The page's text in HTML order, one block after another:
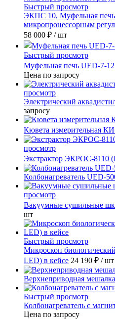
Быстрый просмотр
ЭКПС 10, Муфельная печь
микропроцессорным
58 000 ₽ / шт
Быстрый просмотр
Муфельная печь UED-7-
Цена по запросу
просмотр
Электрический
запросу
Кювета измерительная
просмотр
Экстрактор ЭКРОС-8110
Колбонагреватель UED-
просмотр
Вакуумные сушильные
шт
Быстрый просмотр
Микроскоп
LED) в кейсе 24 190 ₽ / шт
Верхнеприводная
Быстрый просмотр
Колбонагреватель с
Цена по запросу